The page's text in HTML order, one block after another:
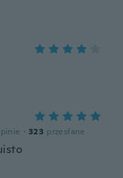
· 323 przesłane